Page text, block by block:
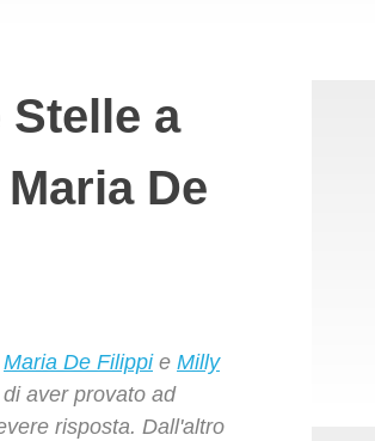
a
De
Maria De Filippie Milly
aver provato ad
risposta. Dall'altro